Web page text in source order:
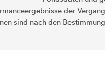
der
sind nach den